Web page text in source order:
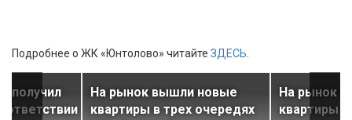
Подробнее о ЖК «Юнтолово» читайте ЗДЕСЬ
получил
На рынок вышли новые
квартиры в трех очередях
На рынок
квартиры